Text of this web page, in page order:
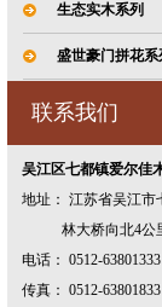
生态实木系列
盛世豪门拼花系
联系我们
吴江区七都镇爱尔佳
地址： 江苏省吴江市
林大桥向北4公
电话： 0512-63801333
传真： 0512-63801833